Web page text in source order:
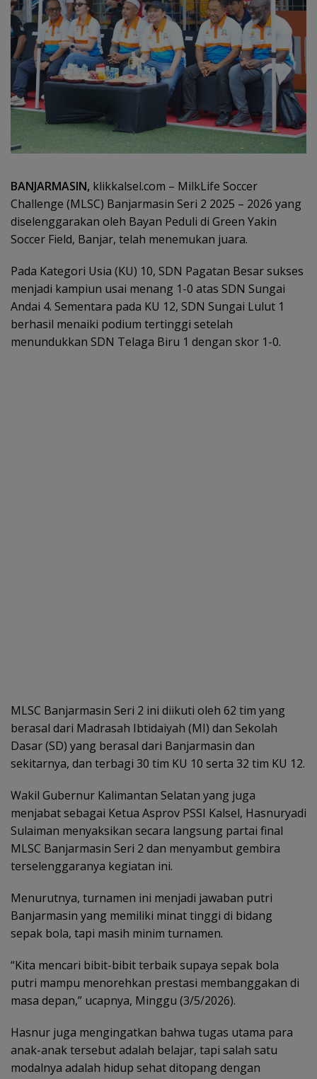
BANJARMASIN, klikkalsel.com – MilkLife Soccer
Challenge (MLSC) Banjarmasin Seri 2 2025 – 2026 yang
diselenggarakan oleh Bayan Peduli di Green Yakin
Soccer Field, Banjar, telah menemukan juara.
Pada Kategori Usia (KU) 10, SDN Pagatan Besar sukses
menjadi kampiun usai menang 1-0 atas SDN Sungai
Andai 4. Sementara pada KU 12, SDN Sungai Lulut 1
berhasil menaiki podium tertinggi setelah
menundukkan SDN Telaga Biru 1 dengan skor 1-0.
MLSC Banjarmasin Seri 2 ini diikuti oleh 62 tim yang
berasal dari Madrasah Ibtidaiyah (MI) dan Sekolah
Dasar (SD) yang berasal dari Banjarmasin dan
sekitarnya, dan terbagi 30 tim KU 10 serta 32 tim KU 12.
Wakil Gubernur Kalimantan Selatan yang juga
menjabat sebagai Ketua Asprov PSSI Kalsel, Hasnuryadi
Sulaiman menyaksikan secara langsung partai final
MLSC Banjarmasin Seri 2 dan menyambut gembira
terselenggaranya kegiatan ini.
Menurutnya, turnamen ini menjadi jawaban putri
Banjarmasin yang memiliki minat tinggi di bidang
sepak bola, tapi masih minim turnamen.
“Kita mencari bibit-bibit terbaik supaya sepak bola
putri mampu menorehkan prestasi membanggakan di
masa depan,” ucapnya, Minggu (3/5/2026).
Hasnur juga mengingatkan bahwa tugas utama para
anak-anak tersebut adalah belajar, tapi salah satu
modalnya adalah hidup sehat ditopang dengan